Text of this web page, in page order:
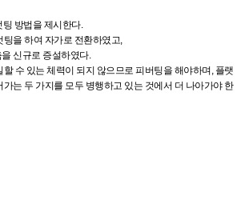
방법을 제시한다.
을 하여 자가로 전환하였고,
신규로 증설하였다.
수 있는 체력이 되지 않으므로 피버팅을 해야하며, 플랫
는 두 가지를 모두 병행하고 있는 것에서 더 나아가야 한